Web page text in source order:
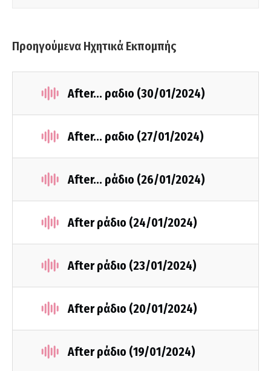
Προηγούμενα Ηχητικά Εκπομπής
After... ραδιο (30/01/2024)
After... ραδιο (27/01/2024)
After... ράδιο (26/01/2024)
After ράδιο (24/01/2024)
After ράδιο (23/01/2024)
After ράδιο (20/01/2024)
After ράδιο (19/01/2024)